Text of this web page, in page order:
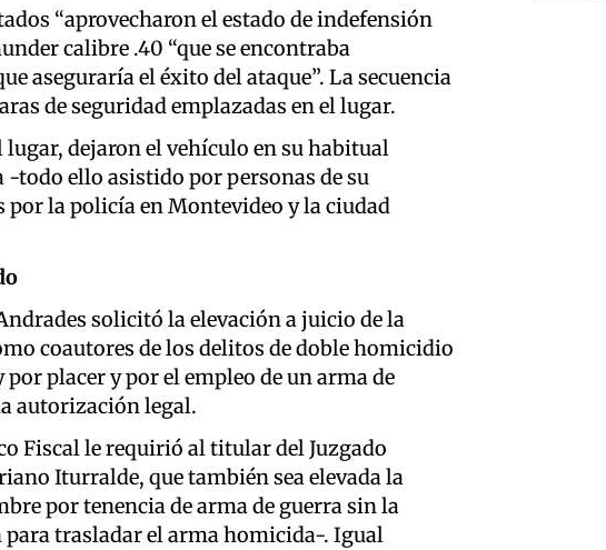
“aprovecharon el estado de indefensión
calibre .40 “que se encontraba
aseguraría el éxito del ataque”. La secuencia
de seguridad emplazadas en el lugar.
dejaron el vehículo en su habitual
-todo ello asistido por personas de su
la policía en Montevideo y la ciudad
solicitó la elevación a juicio de la
coautores de los delitos de doble homicidio
placer y por el empleo de un arma de
autorización legal.
Fiscal le requirió al titular del Juzgado
Iturralde, que también sea elevada la
por tenencia de arma de guerra sin la
trasladar el arma homicida-. Igual